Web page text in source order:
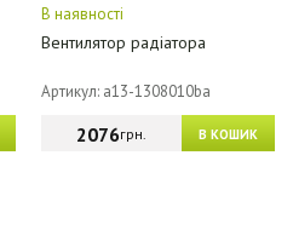
В наявності
Вентилятор радіатора
Артикул: a13-1308010ba
В КОШИК
2076грн.